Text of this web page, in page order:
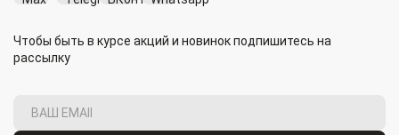
Чтобы быть в курсе акций и новинок подпишитесь на
рассылку